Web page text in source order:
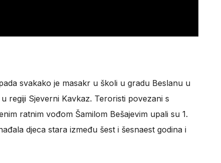
svakako je masakr u školi u gradu Beslanu u
regiji Sjeverni Kavkaz. Teroristi povezani s
ratnim vođom Šamilom Bešajevim upali su 1.
djeca stara između šest i šesnaest godina i